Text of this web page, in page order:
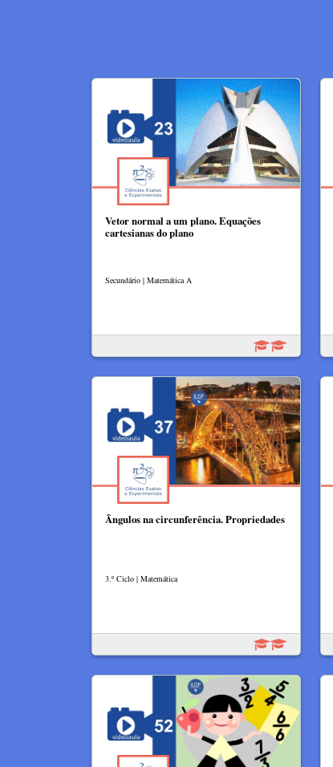
Vetor normal a um plano. Equações
cartesianas do plano
Secundário | Matemática A
Ângulos na circunferência. Propriedades
3.º Ciclo | Matemática